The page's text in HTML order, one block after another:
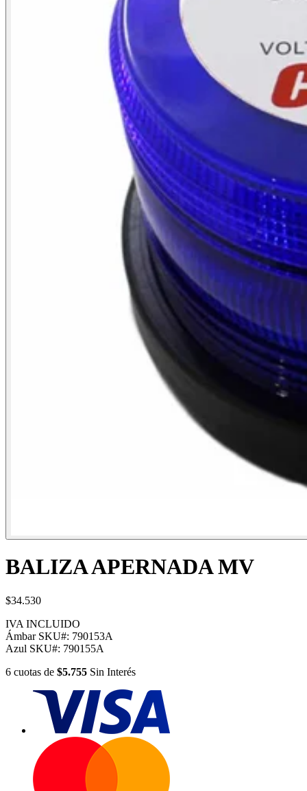
BALIZA APERNADA MV
$34.530
IVA INCLUIDO
Ámbar SKU#: 790153A
Azul SKU#: 790155A
6 cuotas de $5.755 Sin Interés